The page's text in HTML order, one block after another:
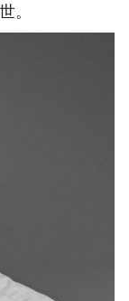
。